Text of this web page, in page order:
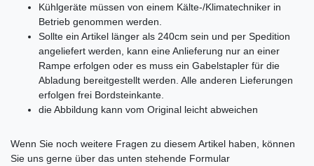
Kühlgeräte müssen von einem Kälte-/Klimatechniker in
Betrieb genommen werden.
Sollte ein Artikel länger als 240cm sein und per Spedition
angeliefert werden, kann eine Anlieferung nur an einer
Rampe erfolgen oder es muss ein Gabelstapler für die
Abladung bereitgestellt werden. Alle anderen Lieferungen
erfolgen frei Bordsteinkante.
die Abbildung kann vom Original leicht abweichen
Wenn Sie noch weitere Fragen zu diesem Artikel haben, können
Sie uns gerne über das unten stehende Formular